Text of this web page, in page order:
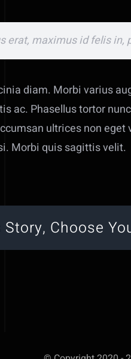
erat, maximus id felis
diam. Morbi varius
ac. Phasellus tortor
ultrices non
Morbi quis sagittis velit.
Story, Choose